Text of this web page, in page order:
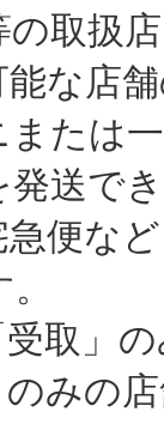
取扱
な店
は一
発送で
など
」の
の店